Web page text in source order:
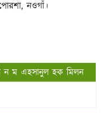
নওগাঁ।
আ ন ম এহসানুল হক মিলন